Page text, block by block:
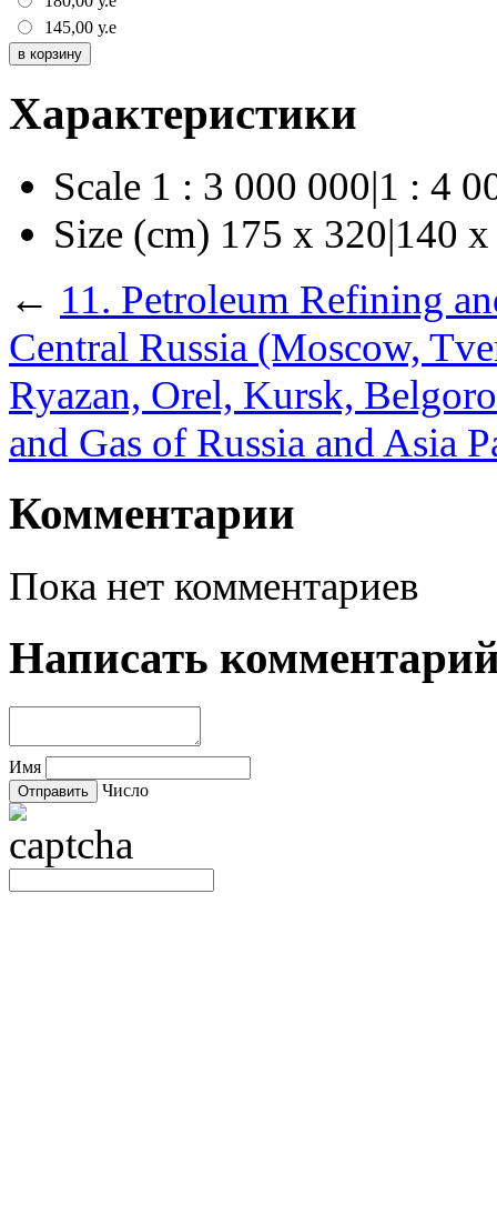
145,00 у.е
Характеристики
Scale 1 : 3 000 000|1 : 4
Size (cm) 175 х 320|140
← 11. Petroleum Refining
Central Russia (Moscow,
Ryazan, Orel, Kursk,
and Gas of Russia and Asia
Комментарии
Пока нет комментариев
Написать
Имя
Число